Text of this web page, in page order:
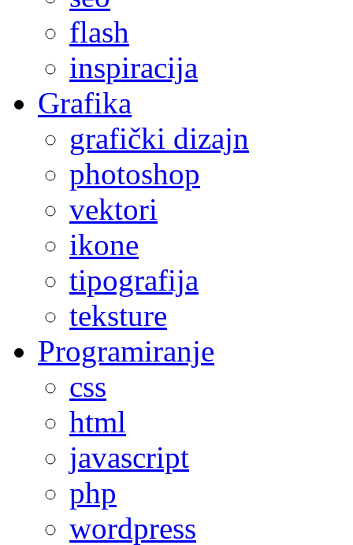
flash
inspiracija
Grafika
grafički dizajn
photoshop
vektori
ikone
tipografija
teksture
Programiranje
css
html
javascript
php
wordpress